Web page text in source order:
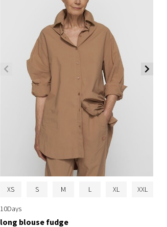
XS S M L XL XXL
10Days
long blouse fudge